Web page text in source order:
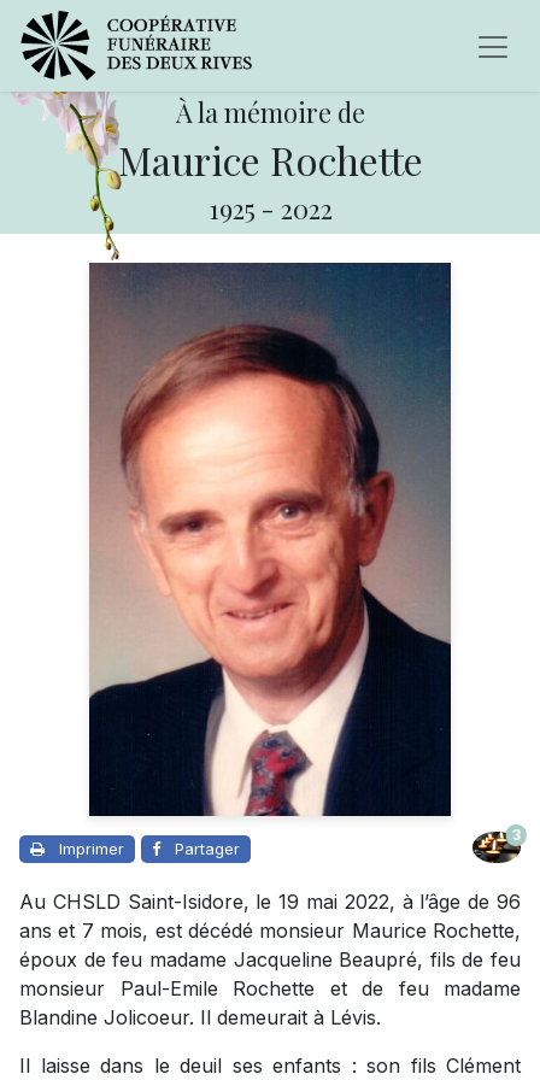
À la mémoire de
Maurice Rochette
1925 - 2022
Imprimer Partager
3
Au CHSLD Saint-Isidore, le 19 mai 2022, à l’âge de 96
ans et 7 mois, est décédé monsieur Maurice Rochette,
époux de feu madame Jacqueline Beaupré, fils de feu
monsieur Paul-Emile Rochette et de feu madame
Blandine Jolicoeur. Il demeurait à Lévis.
Il laisse dans le deuil ses enfants : son fils Clément